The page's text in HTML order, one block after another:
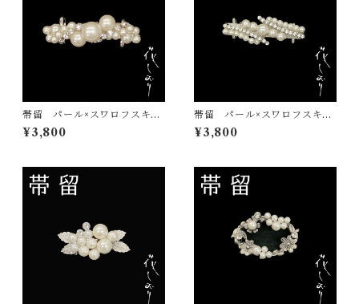
帯留 パール×スワロフスキ
ー 白 花しおり 大原商
店 帯飾り 日本製 和装小
¥3,800
帯留 パール×スワロフスキ
ー 花しおり 大原商店 帯
飾り 日本製
¥3,800